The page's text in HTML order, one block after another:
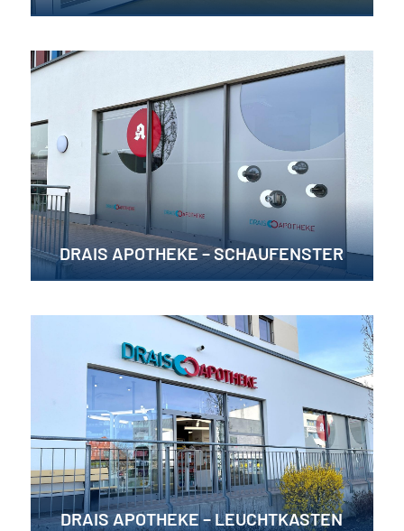
DRAIS APOTHEKE – SCHAUFENSTER
DRAIS APOTHEKE – LEUCHTKASTEN